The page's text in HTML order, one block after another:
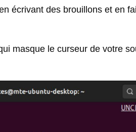
écrivant des brouillons et en
masque le curseur de votre